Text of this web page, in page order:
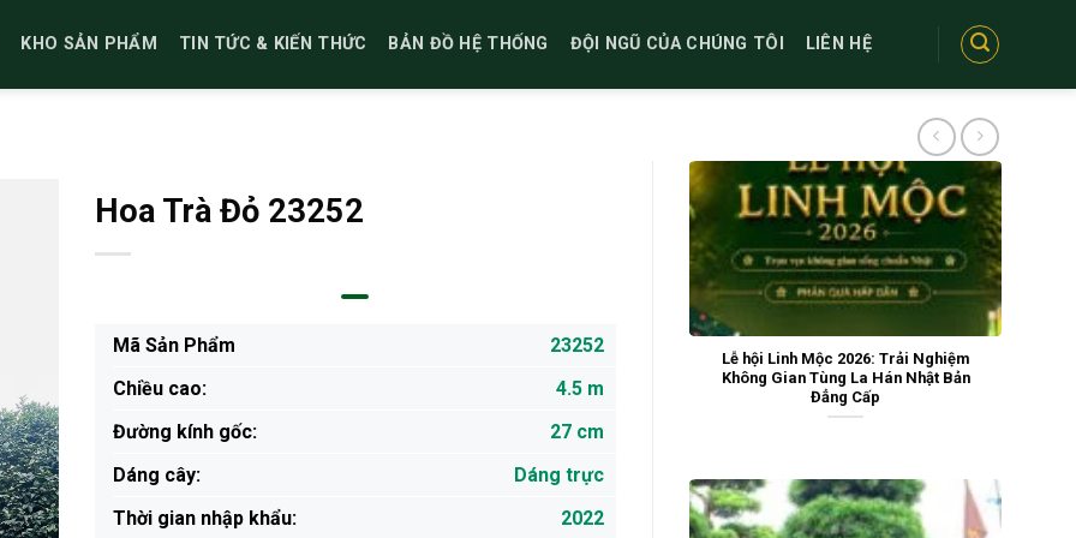
KHO SẢN PHẨM TIN TỨC & KIẾN THỨC BẢN ĐỒ HỆ THỐNG ĐỘI NGŨ CỦA CHÚNG TÔI LIÊN HỆ
Lễ hội Linh Mộc 2026: Trải Nghiệm
Không Gian Tùng La Hán Nhật Bản
Đẳng Cấp
Hoa Trà Đỏ 23252
Mã Sản Phẩm
23252
Chiều cao:
4.5 m
Đường kính gốc:
27 cm
Dáng cây:
Dáng trực
Thời gian nhập khẩu:
2022